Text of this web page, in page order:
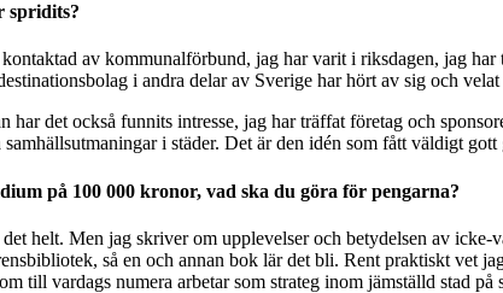
spridits?
av kommunalförbund, jag har varit i riksdagen, jag
i andra delar av Sverige har hört av sig och velat
har det också funnits intresse, jag har träffat företag och
i städer. Det är den idén som fått väldigt gott
på 100 000 kronor, vad ska du göra för pengarna?
helt. Men jag skriver om upplevelser och betydelsen av
så en och annan bok lär det bli. Rent praktiskt vet
till vardags numera arbetar som strateg inom jämställd stad